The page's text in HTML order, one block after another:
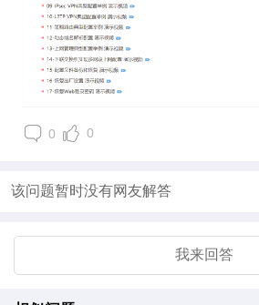
0 0
该问题暂时没有网友解答
我来回答